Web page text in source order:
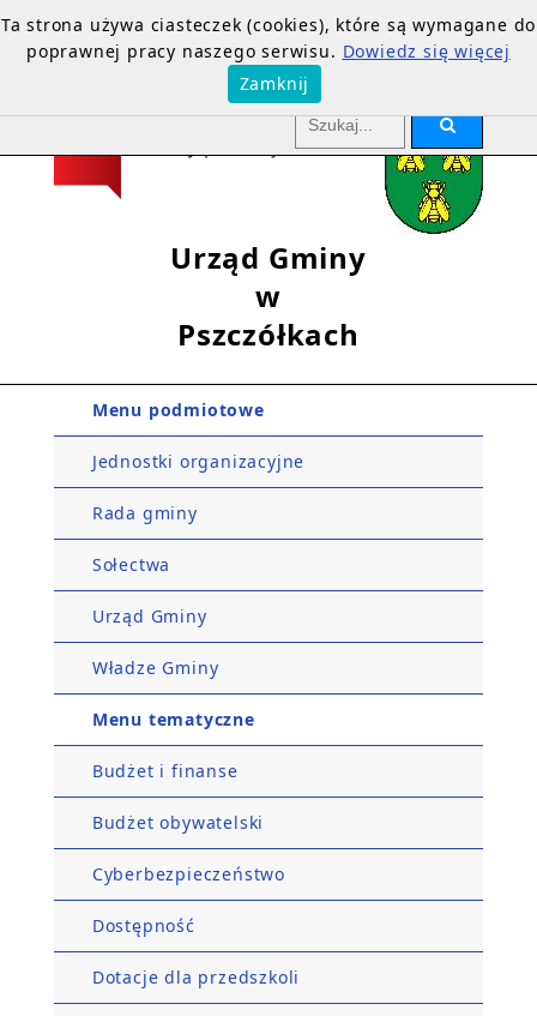
Urząd Gminy
w
Pszczółkach
Menu podmiotowe
Jednostki organizacyjne
Rada gminy
Sołectwa
Urząd Gminy
Władze Gminy
Menu tematyczne
Budżet i finanse
Budżet obywatelski
Cyberbezpieczeństwo
Dostępność
Dotacje dla przedszkoli
Ta strona używa ciasteczek (cookies), które są wymagane do
poprawnej pracy naszego serwisu. Dowiedz się więcej
Zamknij